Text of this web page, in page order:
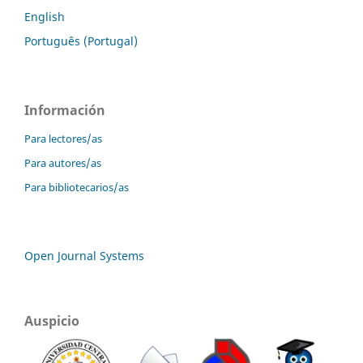
English
Português (Portugal)
Información
Para lectores/as
Para autores/as
Para bibliotecarios/as
Open Journal Systems
Auspicio